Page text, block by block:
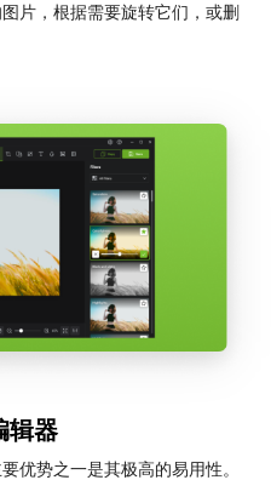
片，根据需要旋转它们，或删
辑器
优势之一是其极高的易用性。